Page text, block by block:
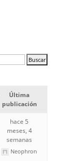
Última
publicación
hace 5
meses, 4
semanas
Neophron